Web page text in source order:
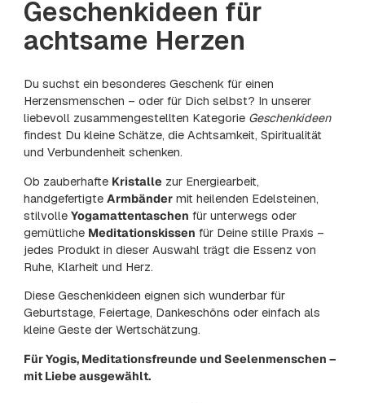
Geschenkideen für
achtsame Herzen
Du suchst ein besonderes Geschenk für einen
Herzensmenschen – oder für Dich selbst? In unserer
liebevoll zusammengestellten Kategorie Geschenkideen
findest Du kleine Schätze, die Achtsamkeit, Spiritualität
und Verbundenheit schenken.
Ob zauberhafte Kristalle zur Energiearbeit,
handgefertigteArmbänder mit heilenden Edelsteinen,
stilvolleYogamattentaschen für unterwegs oder
gemütliche Meditationskissen für Deine stille Praxis –
jedes Produkt in dieser Auswahl trägt die Essenz von
Ruhe, Klarheit und Herz.
Diese Geschenkideen eignen sich wunderbar für
Geburtstage, Feiertage, Dankeschöns oder einfach als
kleine Geste der Wertschätzung.
Für Yogis, Meditationsfreunde und Seelenmenschen –
mit Liebe ausgewählt.